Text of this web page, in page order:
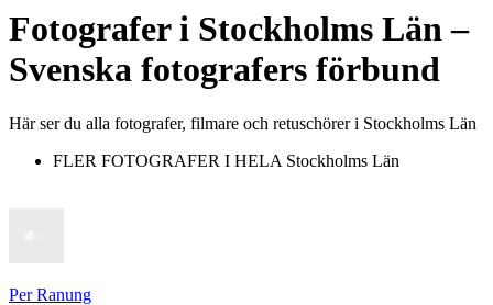
Fotograferi Stockholms Län–
Svenska fotografers förbund
Här ser du alla fotografer, filmare och retuschörer i Stockholms Län
FLER FOTOGRAFER I HELA Stockholms Län
Per Ranung